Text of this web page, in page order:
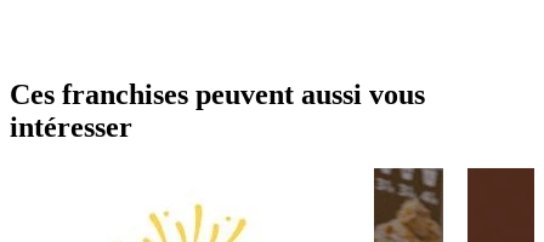
Ces franchises peuvent aussi vous
intéresser